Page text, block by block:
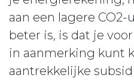
aan een lagere
beter is, is dat je
in aanmerking kunt
aantrekkelijke